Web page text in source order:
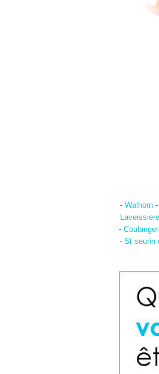
- Walhorn -
Laveissiere
-
- St seurin